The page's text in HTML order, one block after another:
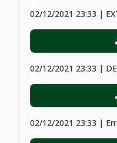
02/12/2021 23:33 |
02/12/2021 23:33 |
02/12/2021 23:33 |